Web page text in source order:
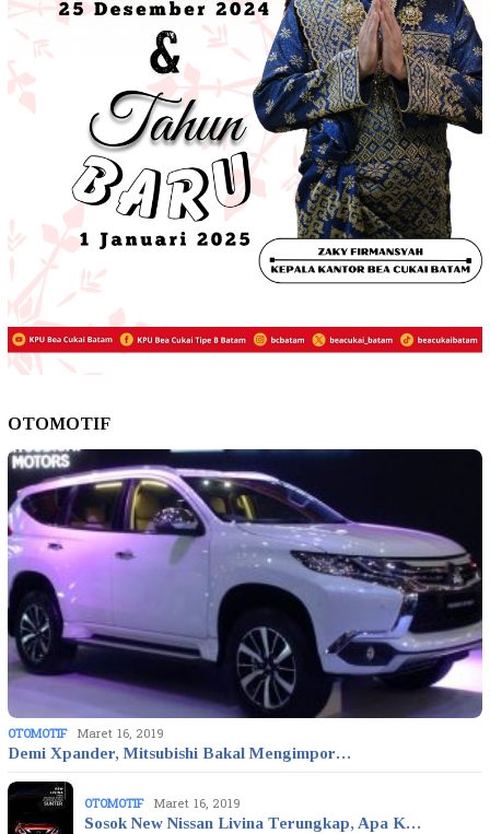
OTOMOTIF
OTOMOTIF Maret 16, 2019
Demi Xpander, Mitsubishi Bakal Mengimpor…
OTOMOTIF Maret 16, 2019
Sosok New Nissan Livina Terungkap, Apa K…